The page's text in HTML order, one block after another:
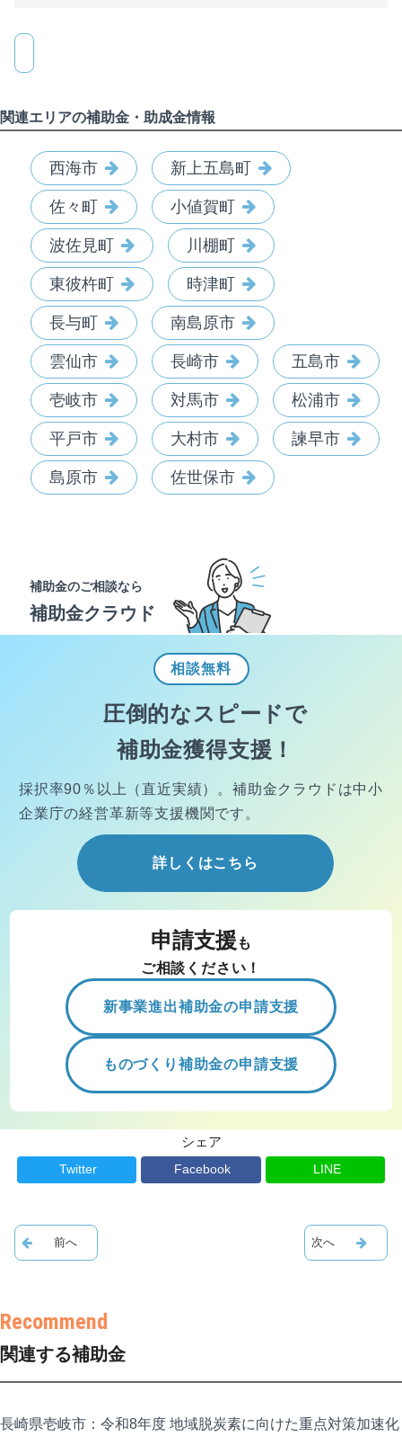
関連エリアの補助金・助成金情報
西海市 新上五島町
佐々町 小値賀町
波佐見町 川棚町
東彼杵町 時津町
長与町 南島原市
雲仙市 長崎市 五島市
壱岐市 対馬市 松浦市
平戸市 大村市 諫早市
島原市 佐世保市
補助金のご相談なら
補助金クラウド
相談無料
圧倒的なスピードで
補助金獲得支援！
採択率90％以上（直近実績）。 補助金クラウドは中小
企業庁の経営革新等支援機関です。
詳しくはこちら
申請支援 も
ご相談ください！
新事業進出補助金の申請支援
ものづくり補助金の申請支援
シェア
Twitter Facebook LINE
関連する補助金
長崎県壱岐市：令和8年度 地域脱炭素に向けた重点対策加速化